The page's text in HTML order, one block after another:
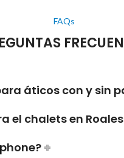
FAQs
áticos con y sin
el chalets en